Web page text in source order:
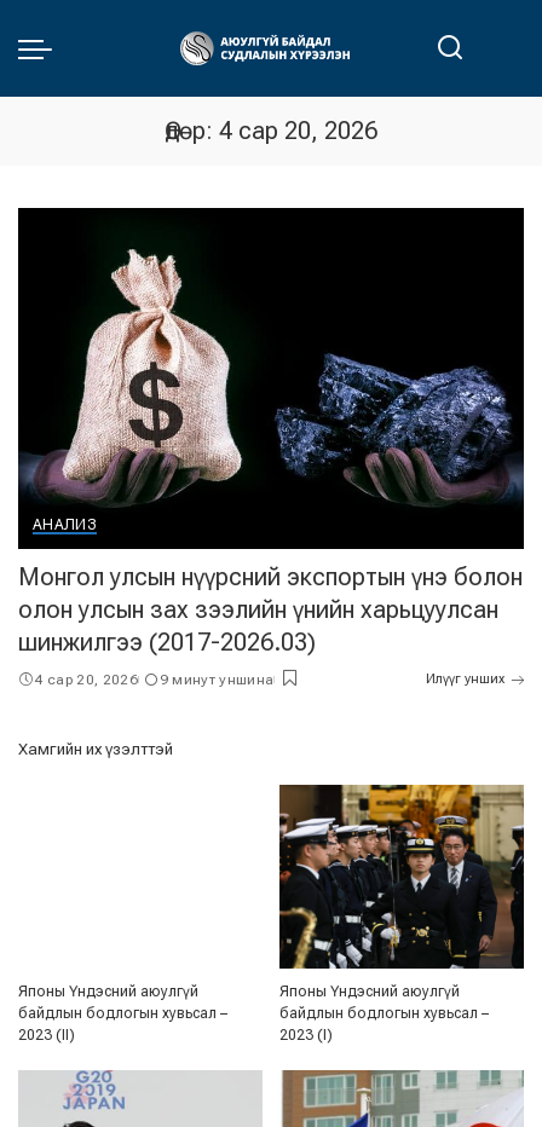
Өдөр: 4 сар 20, 2026
АНАЛИЗ
Монгол улсын нүүрсний экспортын үнэ болон
олон улсын зах зээлийн үнийн харьцуулсан
шинжилгээ (2017-2026.03)
4 сар 20, 2026 9 минут уншина Илүүг унших
Хамгийн их үзэлттэй
Японы Үндэсний аюулгүй
байдлын бодлогын хувьсал –
2023 (II)
Японы Үндэсний аюулгүй
байдлын бодлогын хувьсал –
2023 (I)